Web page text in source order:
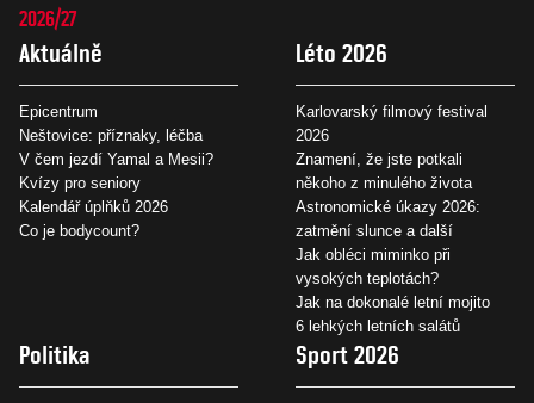
2026/27
Aktuálně
Epicentrum
Neštovice: příznaky, léčba
V čem jezdí Yamal a Mesii?
Kvízy pro seniory
Kalendář úplňků 2026
Co je bodycount?
Léto 2026
Karlovarský filmový festival
2026
Znamení, že jste potkali
někoho z minulého života
Astronomické úkazy 2026:
zatmění slunce a další
Jak obléci miminko při
vysokých teplotách?
Jak na dokonalé letní mojito
6 lehkých letních salátů
Politika Sport 2026